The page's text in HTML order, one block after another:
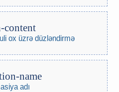
content
ox üzrə düzləndirmə
name
adı